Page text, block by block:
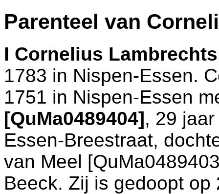
Parenteel van
I Cornelius Lambrechts
1783 in Nispen-Essen.
1751 in Nispen-Essen
[QuMa0489404], 29
Essen-Breestraat,
van Meel
Beeck. Zij is gedoopt